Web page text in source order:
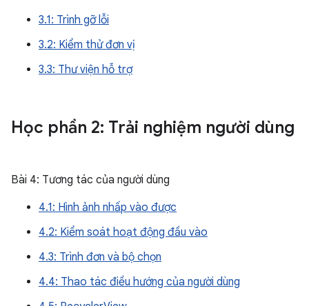
3.1: Trình gỡ lỗi
3.2: Kiểm thử đơn vị
3.3: Thư viện hỗ trợ
Học phần 2: Trải nghiệm người dùng
Bài 4: Tương tác của người dùng
4.1: Hình ảnh nhấp vào được
4.2: Kiểm soát hoạt động đầu vào
4.3: Trình đơn và bộ chọn
4.4: Thao tác điều hướng của người dùng